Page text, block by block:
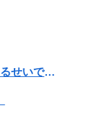
セミがうるさすぎる。明るくなったら即座に爆音で鳴き出して毎日朝4時に叩き起こしにくるせいで寝不足だよ